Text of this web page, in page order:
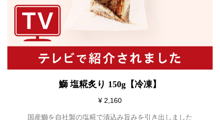
鰤 塩糀炙り 150g【冷凍】
¥ 2,160
国産鰤を自社製の塩糀で漬込み旨みを引き出しました